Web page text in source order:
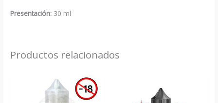
Presentación: 30 ml
Productos relacionados